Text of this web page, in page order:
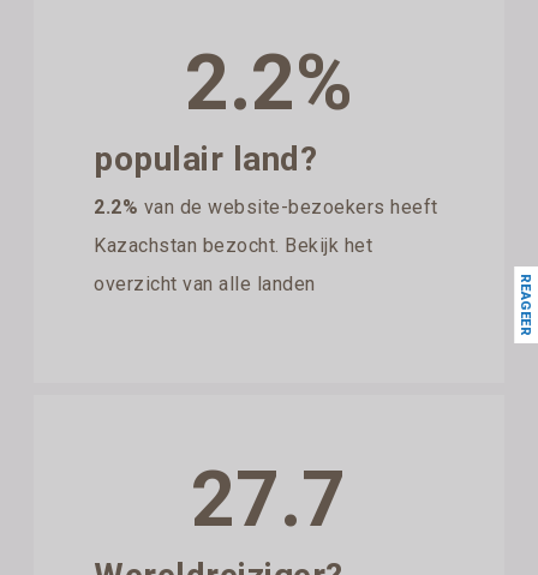
2.2%
populair land?
2.2% van de website-bezoekers heeft
Kazachstan bezocht. Bekijk het
overzicht van alle landen
27.7
REAGEER